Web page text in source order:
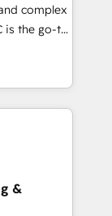
Would
complex
is the go-to
to
specialize
and
NetSuite,
and
&